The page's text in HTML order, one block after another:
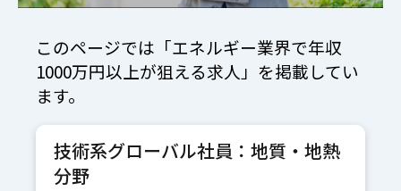
このページでは「エネルギー業界で年収
1000万円以上が狙える求人」を掲載してい
ます。
技術系グローバル社員：地質・地熱
分野